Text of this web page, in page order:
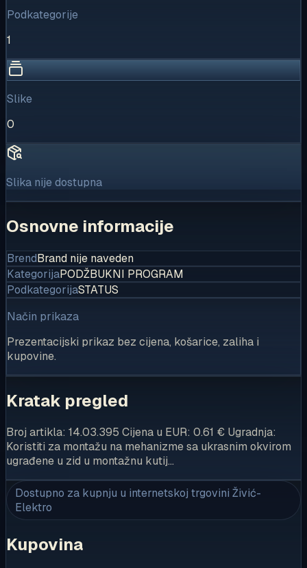
Podkategorije
1
Slike
0
Slika nije dostupna
Osnovne informacije
BrendBrand nije naveden
KategorijaPODŽBUKNI PROGRAM
PodkategorijaSTATUS
Način prikaza
Prezentacijski prikaz bez cijena, košarice, zaliha i
kupovine.
Kratak pregled
Broj artikla: 14.03.395 Cijena u EUR: 0.61 € Ugradnja:
Koristiti za montažu na mehanizme sa ukrasnim okvirom
ugrađene u zid u montažnu kutij…
Dostupno za kupnju u internetskoj trgovini Živić-
Elektro
Kupovina